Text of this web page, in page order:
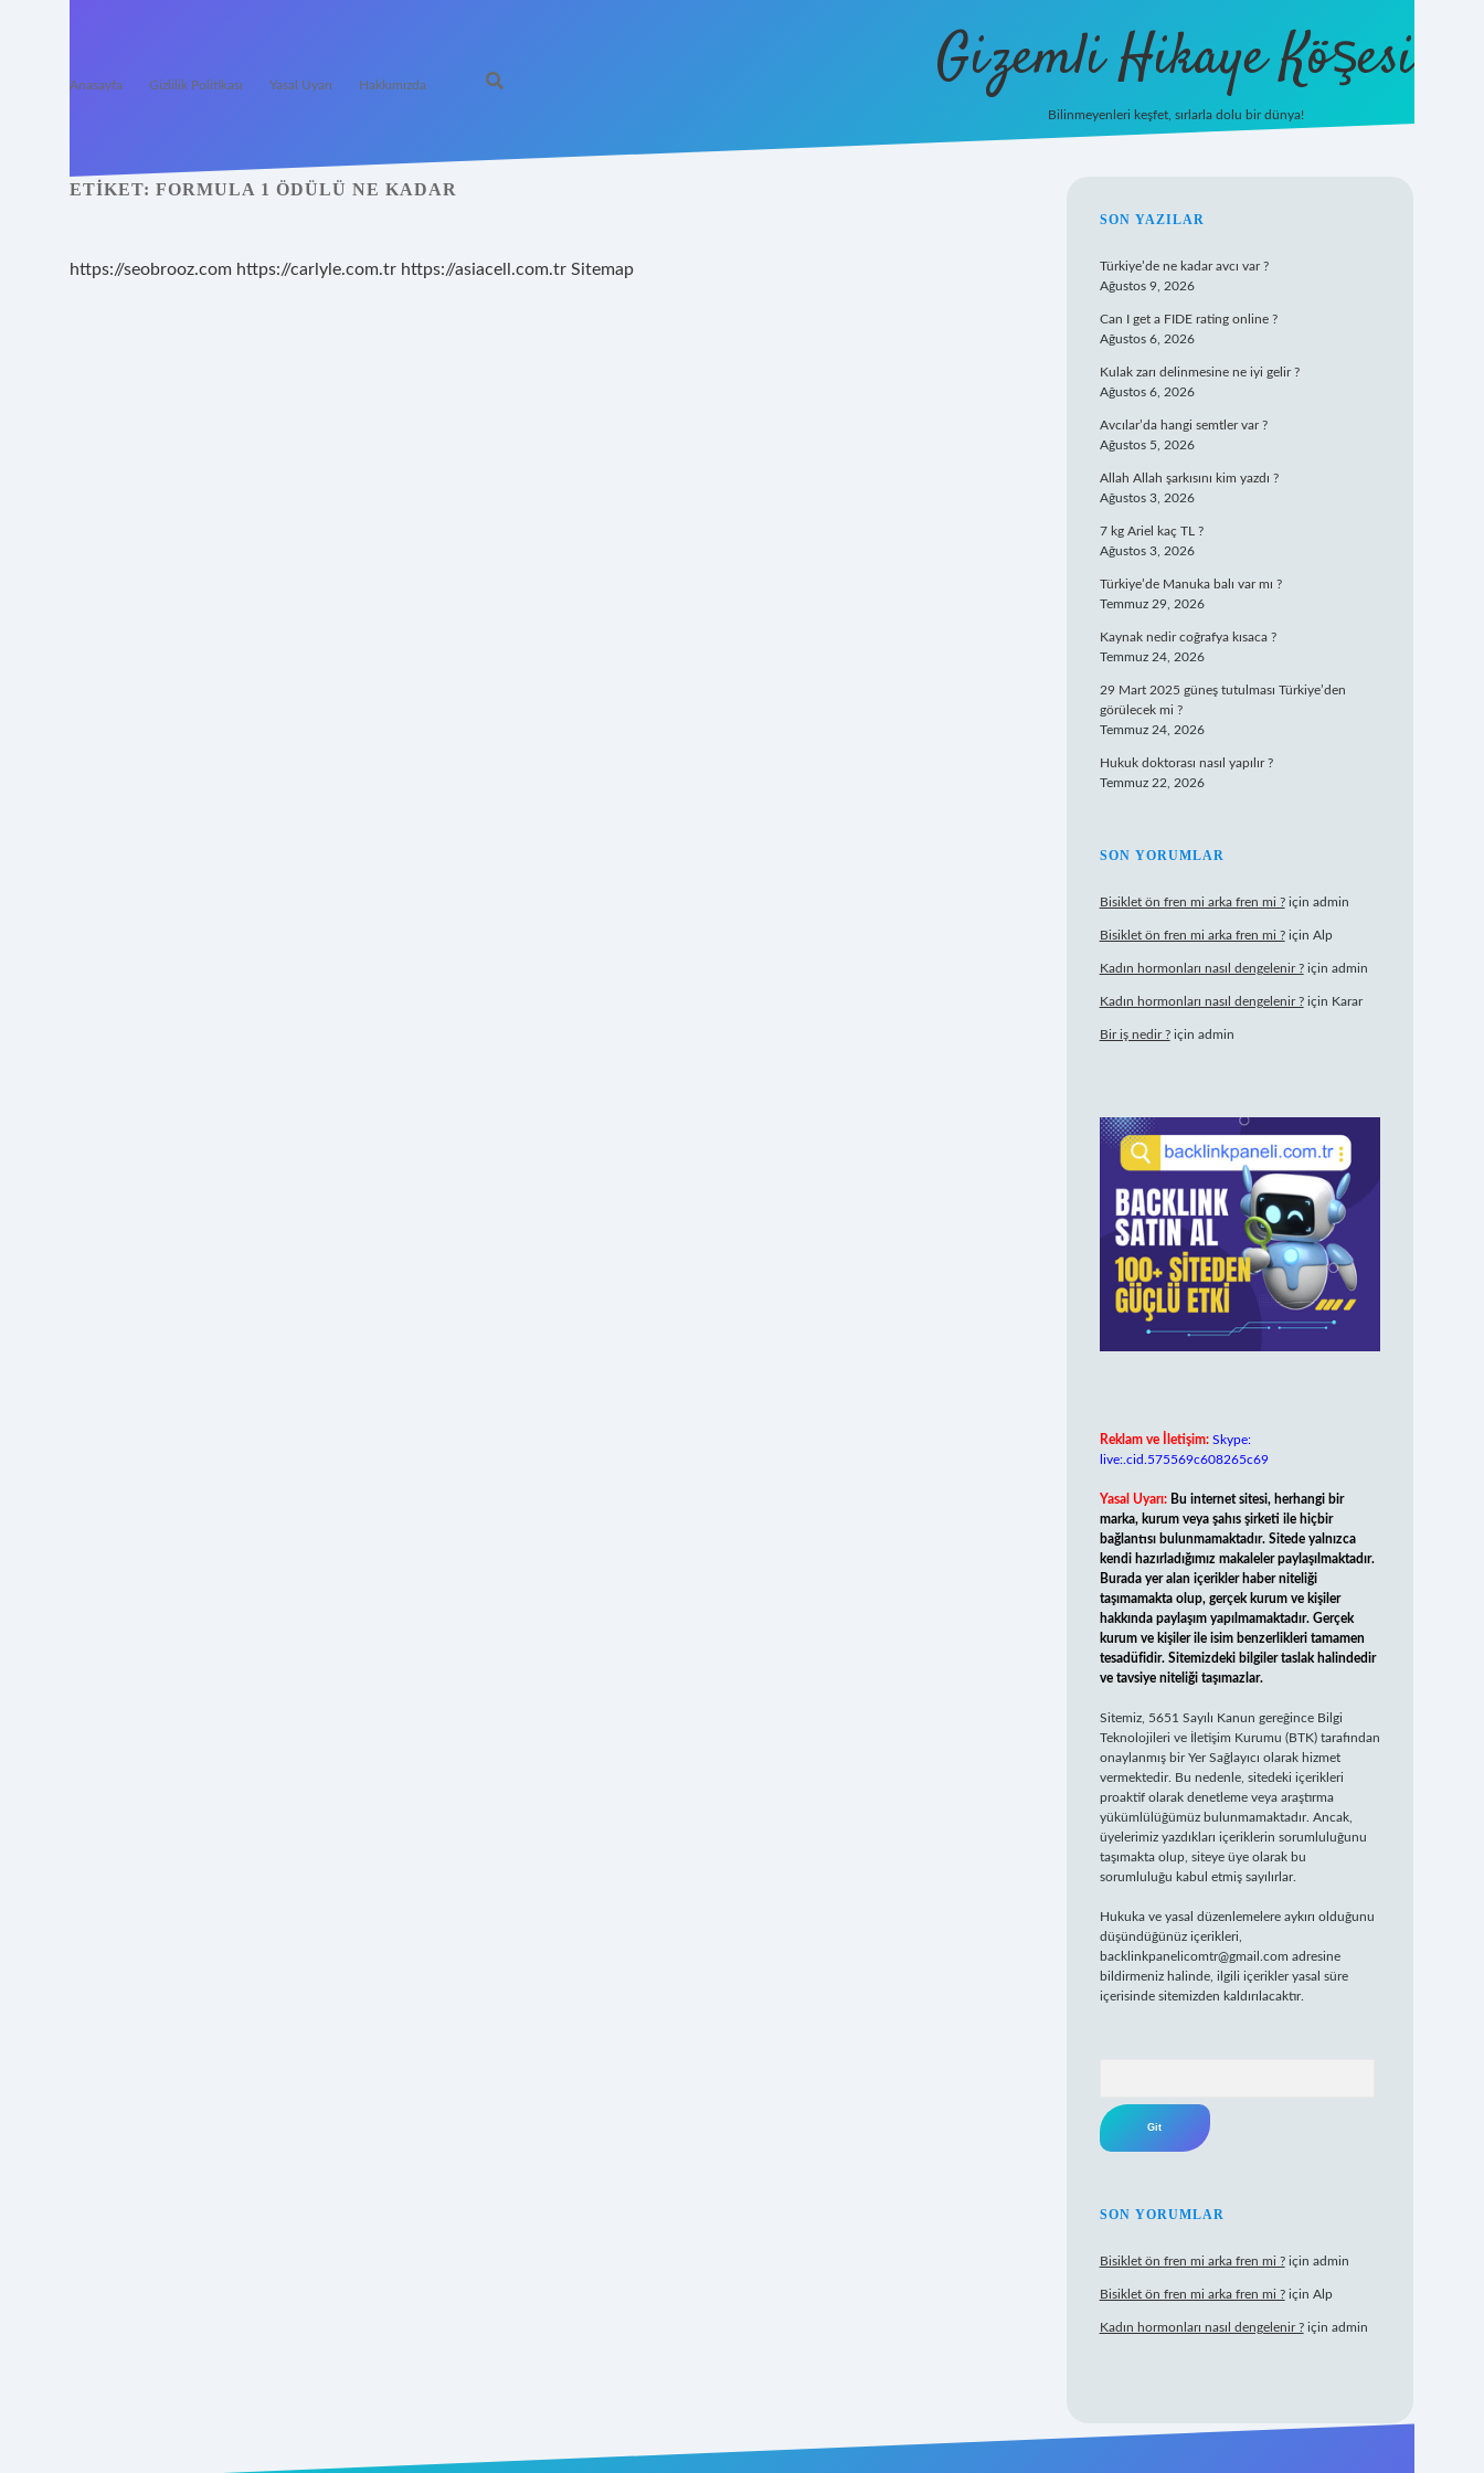
Anasayfa Gizlilik Politikası Yasal Uyarı Hakkımızda Gizemli Hikaye Köşesi
Bilinmeyenleri keşfet, sırlarla dolu bir dünya!
ETIKET: FORMULA 1 ÖDÜLÜ NE KADAR
https://seobrooz.com https://carlyle.com.tr https://asiacell.com.tr Sitemap
SIDEBAR
SON YAZILAR
Türkiye’de ne kadar avcı var ?
Ağustos 9, 2026
Can I get a FIDE rating online ?
Ağustos 6, 2026
Kulak zarı delinmesine ne iyi gelir ?
Ağustos 6, 2026
Avcılar’da hangi semtler var ?
Ağustos 5, 2026
Allah Allah şarkısını kim yazdı ?
Ağustos 3, 2026
7 kg Ariel kaç TL ?
Ağustos 3, 2026
Türkiye’de Manuka balı var mı ?
Temmuz 29, 2026
Kaynak nedir coğrafya kısaca ?
Temmuz 24, 2026
29 Mart 2025 güneş tutulması Türkiye’den
görülecek mi ?
Temmuz 24, 2026
Hukuk doktorası nasıl yapılır ?
Temmuz 22, 2026
SON YORUMLAR
Bisiklet ön fren mi arka fren mi ?için admin
Bisiklet ön fren mi arka fren mi ?için Alp
Kadın hormonları nasıl dengelenir ?için admin
Kadın hormonları nasıl dengelenir ?için Karar
Bir iş nedir ?için admin
Reklam ve İletişim: Skype:
live:.cid.575569c608265c69
Yasal Uyarı: Bu internet sitesi, herhangi bir
marka, kurum veya şahıs şirketi ile hiçbir
bağlantısı bulunmamaktadır. Sitede yalnızca
kendi hazırladığımız makaleler paylaşılmaktadır.
Burada yer alan içerikler haber niteliği
taşımamakta olup, gerçek kurum ve kişiler
hakkında paylaşım yapılmamaktadır. Gerçek
kurum ve kişiler ile isim benzerlikleri tamamen
tesadüfidir. Sitemizdeki bilgiler taslak halindedir
ve tavsiye niteliği taşımazlar.
Sitemiz, 5651 Sayılı Kanun gereğince Bilgi
Teknolojileri ve İletişim Kurumu (BTK) tarafından
onaylanmış bir Yer Sağlayıcı olarak hizmet
vermektedir. Bu nedenle, sitedeki içerikleri
proaktif olarak denetleme veya araştırma
yükümlülüğümüz bulunmamaktadır. Ancak,
üyelerimiz yazdıkları içeriklerin sorumluluğunu
taşımakta olup, siteye üye olarak bu
sorumluluğu kabul etmiş sayılırlar.
Hukuka ve yasal düzenlemelere aykırı olduğunu
düşündüğünüz içerikleri,
backlinkpanelicomtr@gmail.com adresine
bildirmeniz halinde, ilgili içerikler yasal süre
içerisinde sitemizden kaldırılacaktır.
SON YORUMLAR
Bisiklet ön fren mi arka fren mi ?için admin
Bisiklet ön fren mi arka fren mi ?için Alp
Kadın hormonları nasıl dengelenir ?için admin